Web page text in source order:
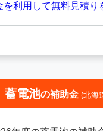
を利用して無料見積り
蓄電池の補助金 (北海